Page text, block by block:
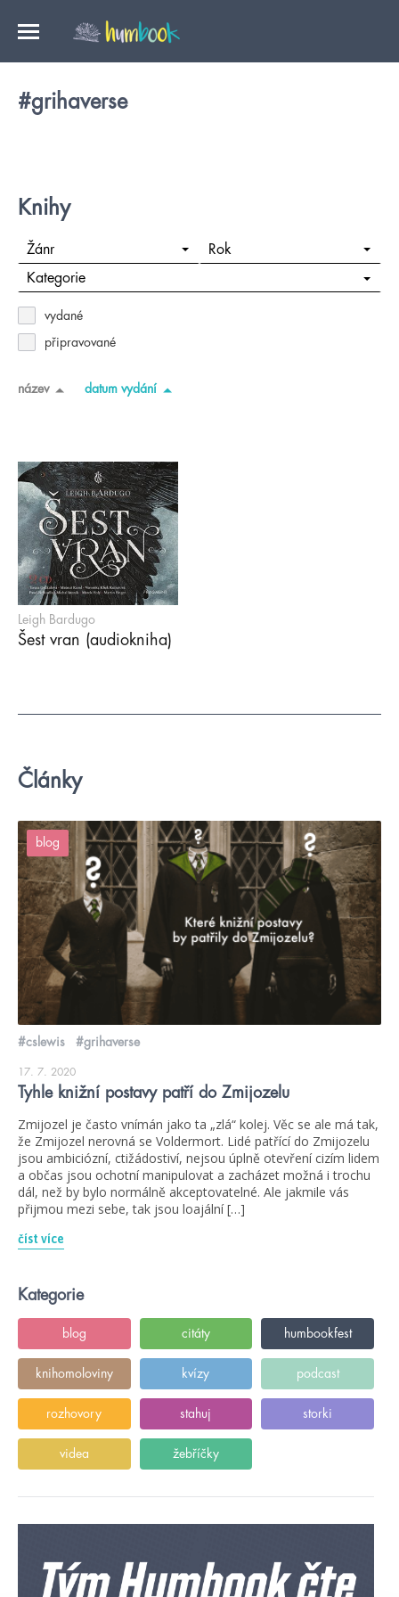
#grihaverse
Knihy
Žánr Rok
Kategorie
vydané
připravované
název datum vydání
Leigh Bardugo
Šest vran (audiokniha)
Články
blog
#cslewis #grihaverse
17. 7. 2020
Tyhle knižní postavy patří do Zmijozelu
Zmijozel je často vnímán jako ta „zlá“ kolej. Věc se ale má tak,
že Zmijozel nerovná se Voldermort. Lidé patřící do Zmijozelu
jsou ambiciózní, ctižádostiví, nejsou úplně otevření cizím lidem
a občas jsou ochotní manipulovat a zacházet možná i trochu
dál, než by bylo normálně akceptovatelné. Ale jakmile vás
přijmou mezi sebe, tak jsou loajální […]
číst více
Kategorie
blog citáty humbookfest
knihomoloviny kvízy podcast
rozhovory stahuj storki
videa žebříčky